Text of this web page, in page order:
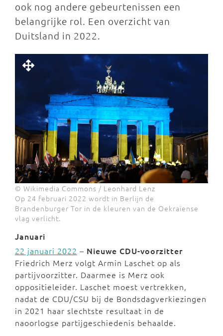
ook nog andere gebeurtenissen een
belangrijke rol. Een overzicht van
Duitsland in 2022.
© Wikimedia Commons / Leonhard Lenz
Op 24 februari 2022 wordt in Berlijn de
Brandenburger Tor in de kleuren van de Oekraïense
vlag verlicht.
Januari
22 januari 2022 – Nieuwe CDU-voorzitter
Friedrich Merz volgt Armin Laschet op als
partijvoorzitter. Daarmee is Merz ook
oppositieleider. Laschet moest vertrekken,
nadat de CDU/CSU bij de Bondsdagverkiezingen
in 2021 haar slechtste resultaat in de
naoorlogse partijgeschiedenis behaalde.